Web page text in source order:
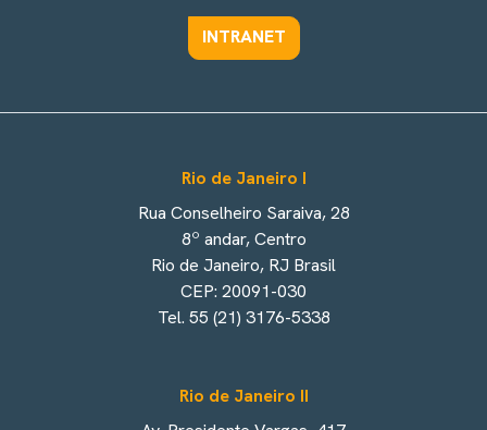
INTRANET
Rio de Janeiro I
Rua Conselheiro Saraiva, 28
8º andar, Centro
Rio de Janeiro, RJ Brasil
CEP: 20091-030
Tel. 55 (21) 3176-5338
Rio de Janeiro II